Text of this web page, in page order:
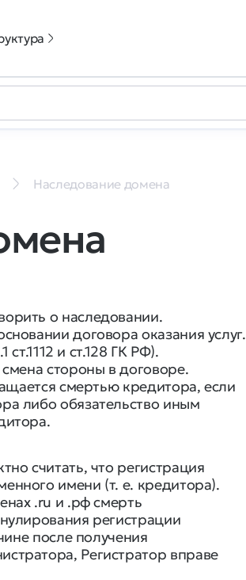
Наследование домена
о наследовании.
договора оказания услуг.
ст.1112 и ст.128 ГК РФ).
стороны в договоре.
смертью кредитора, если
либо обязательство иным
считать, что регистрация
имени (т. е. кредитора).
.ru и .рф смерть
регистрации
после получения
Регистратор вправе